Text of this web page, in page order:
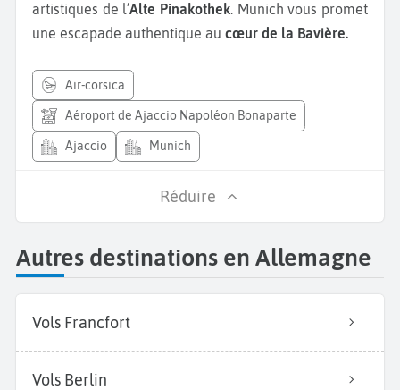
artistiques de l’Alte Pinakothek. Munich vous promet
une escapade authentique au cœur de la Bavière.
air-corsica
Aéroport de Ajaccio Napoléon Bonaparte
Ajaccio Munich
Réduire
Autres destinations en Allemagne
Vols Francfort
Vols Berlin